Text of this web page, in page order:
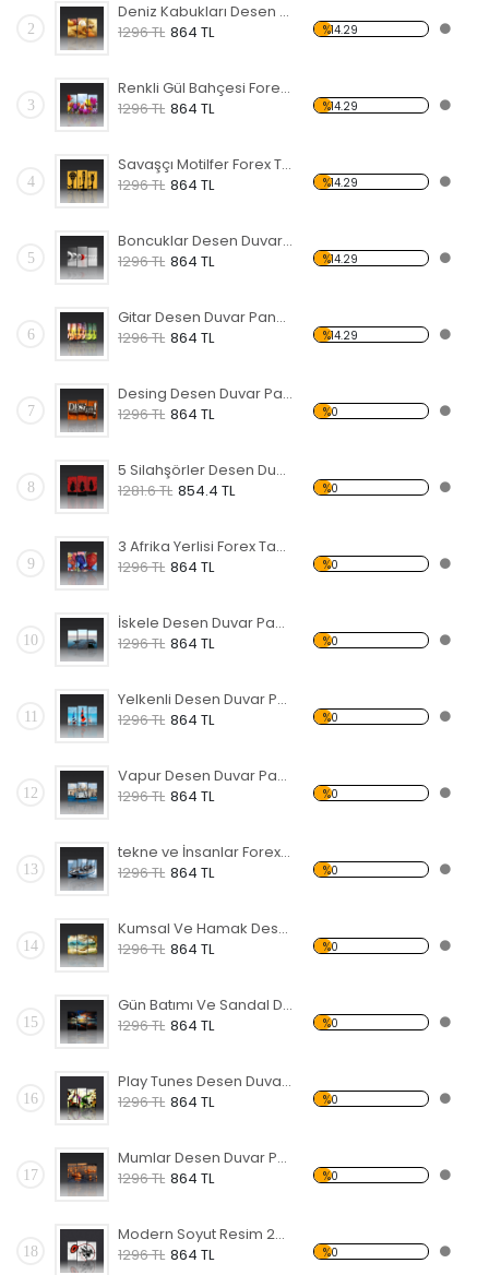
2
Deniz Kabukları Desen Duvar Panosu
1296 TL 864 TL %14.29
3
Renkli Gül Bahçesi Forex Tablo
1296 TL 864 TL %14.29
4
Savaşçı Motilfer Forex Tablo
1296 TL 864 TL %14.29
5
Boncuklar Desen Duvar Panosu
1296 TL 864 TL %14.29
6
Gitar Desen Duvar Panosu
1296 TL 864 TL %14.29
7
Desing Desen Duvar Panosu
1296 TL 864 TL %0
8
5 Silahşörler Desen Duvar Panosu
1281.6 TL 854.4 TL %0
9
3 Afrika Yerlisi Forex Tablo
1296 TL 864 TL %0
10
İskele Desen Duvar Panosu
1296 TL 864 TL %0
11
Yelkenli Desen Duvar Panosu
1296 TL 864 TL %0
12
Vapur Desen Duvar Panosu
1296 TL 864 TL %0
13
tekne ve İnsanlar Forex Tablo
1296 TL 864 TL %0
14
Kumsal Ve Hamak Desen Duvar Panosu
1296 TL 864 TL %0
15
Gün Batımı Ve Sandal Desen Duvar Panosu
1296 TL 864 TL %0
16
Play Tunes Desen Duvar Panosu
1296 TL 864 TL %0
17
Mumlar Desen Duvar Panosu
1296 TL 864 TL %0
18
Modern Soyut Resim 22 Forex Tablo
1296 TL 864 TL %0